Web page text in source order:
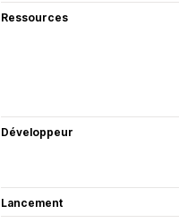
Ressources
Développeur
Lancement